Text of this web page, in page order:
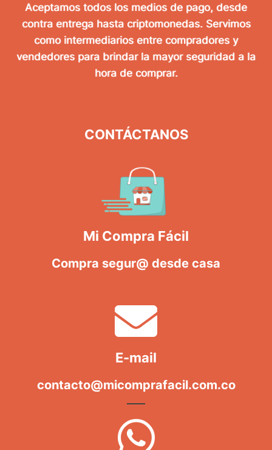
Aceptamos todos los medios de pago, desde
contra entrega hasta criptomonedas. Servimos
como intermediarios entre compradores y
vendedores para brindar la mayor seguridad a la
hora de comprar.
CONTÁCTANOS
Mi Compra Fácil
Compra segur@ desde casa
E-mail
contacto@micomprafacil.com.co